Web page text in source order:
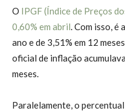
O IPGF (Índice de Preços
0,60% em abril . Com isso,
ano e de 3,51% em 12
oficial de inflação
meses.
Paralelamente, o